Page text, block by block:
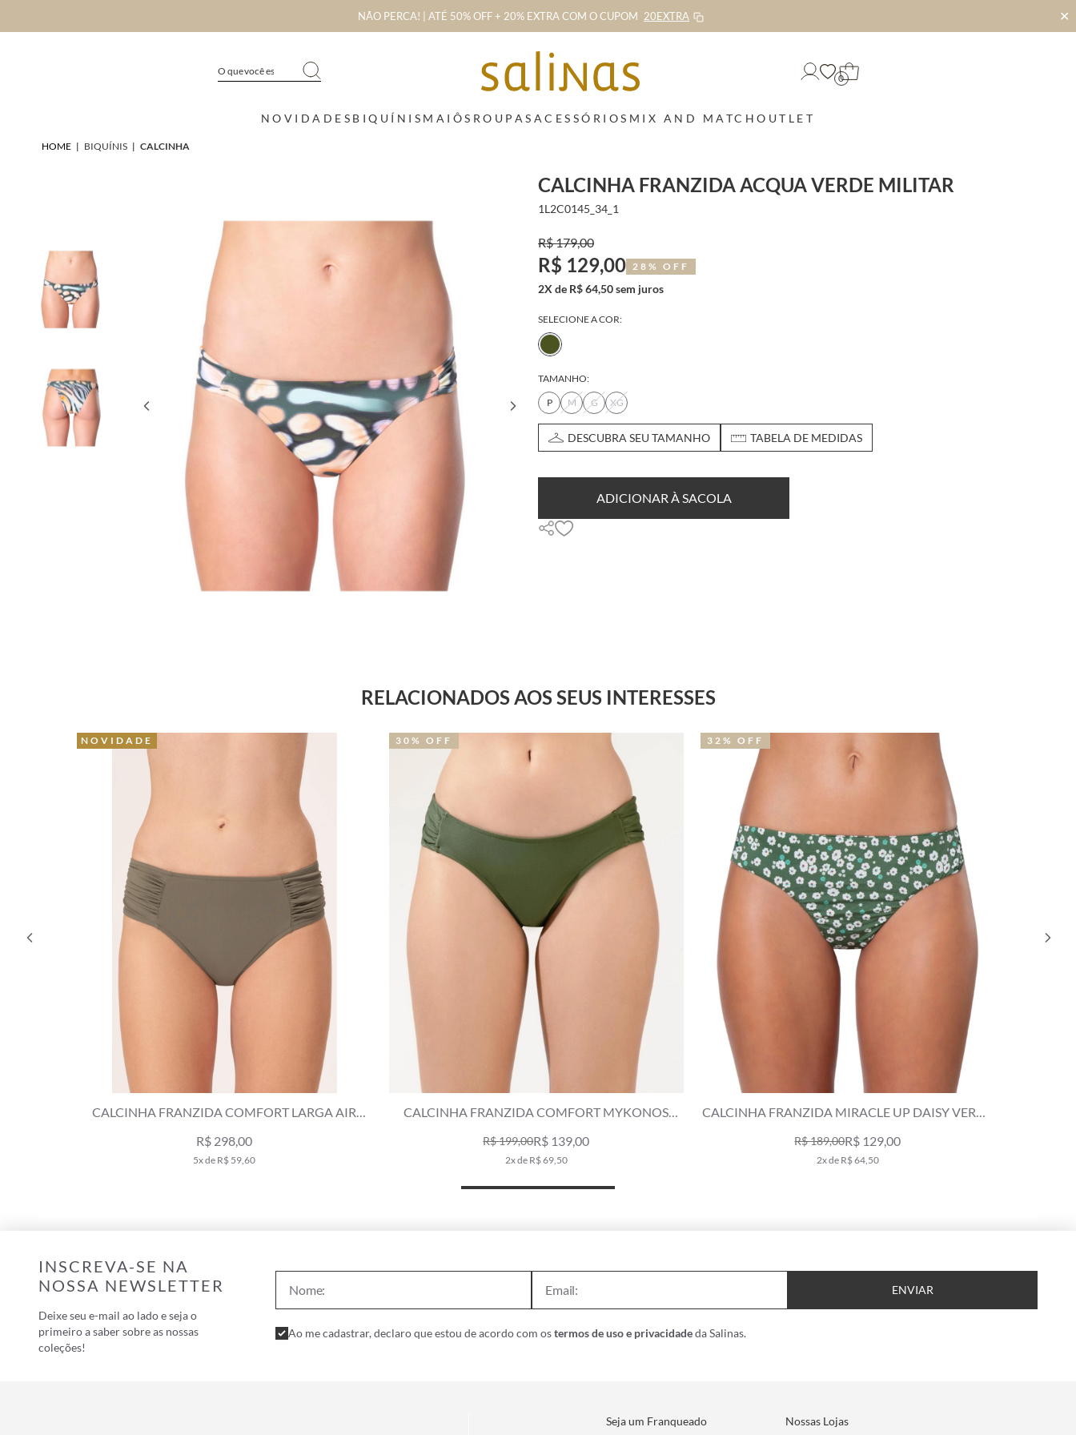
NÃO PERCA! | ATÉ 50% OFF + 20% EXTRA COM O CUPOM 20EXTRA ✕
0
NOVIDADES BIQUÍNIS MAIÔS ROUPAS ACESSÓRIOS MIX AND MATCHOUTLET
HOME | BIQUÍNIS | CALCINHA
CALCINHA FRANZIDA ACQUA VERDE MILITAR
1L2C0145_34_1
R$ 179,00
R$ 129,00 28% OFF
2X de R$ 64,50 sem juros
SELECIONE A COR:
TAMANHO:
P
M G XG
DESCUBRA SEU TAMANHO TABELA DE MEDIDAS
ADICIONAR À SACOLA
RELACIONADOS AOS SEUS INTERESSES
CALCINHA FRANZIDA COMFORT MYKONOS
R$ 199,00R$ 139,00
2x de R$ 69,50
30% OFF
CALCINHA FRANZIDA MIRACLE UP DAISY VERDE
R$ 189,00R$ 129,00
2x de R$ 64,50
32% OFF
CALCINHA LACINHO MIRACLE UP ACQUA VERDE
R$ 199,00R$ 139,00
2x de R$ 69,50
30% OFF
INSCREVA-SE NA
NOSSA NEWSLETTER
Deixe seu e-mail ao lado e seja o
primeiro a saber sobre as nossas
coleções!
ENVIAR
Ao me cadastrar, declaro que estou de acordo com ostermos de uso e privacidadeda Salinas.
Seja um Franqueado Nossas Lojas